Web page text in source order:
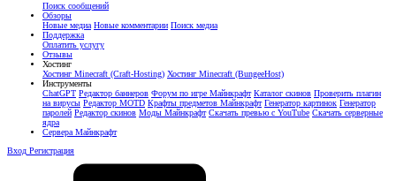
Поиск сообщений
Обзоры
Новые медиа Новые комментарии Поиск медиа
Поддержка
Оплатить услугу
Отзывы
Хостинг
Хостинг Minecraft (Craft-Hosting) Хостинг Minecraft (BungeeHost)
Инструменты
ChatGPT Редактор баннеров Форум по игре Майнкрафт Каталог скинов Проверить плагин
на вирусы Редактор MOTD Крафты предметов Майнкрафт Генератор картинок Генератор
паролей Редактор скинов Моды Майнкрафт Скачать превью с YouTube Скачать серверные
ядра
Сервера Майнкрафт
Вход Регистрация